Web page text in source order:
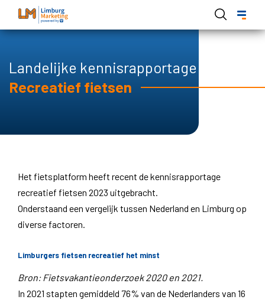
Landelijke kennisrapportage
Recreatief fietsen
Het fietsplatform heeft recent de kennisrapportage
recreatief fietsen 2023 uitgebracht.
Onderstaand een vergelijk tussen Nederland en Limburg op
diverse factoren.
Limburgers fietsen recreatief het minst
Bron: Fietsvakantieonderzoek 2020 en 2021.
In 2021 stapten gemiddeld 76% van de Nederlanders van 16